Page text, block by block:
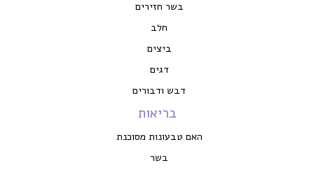
בשר חזירים
חלב
ביצים
דגים
דבש ודבורים
בריאות
האם טבעונות מסוכנת
בשר